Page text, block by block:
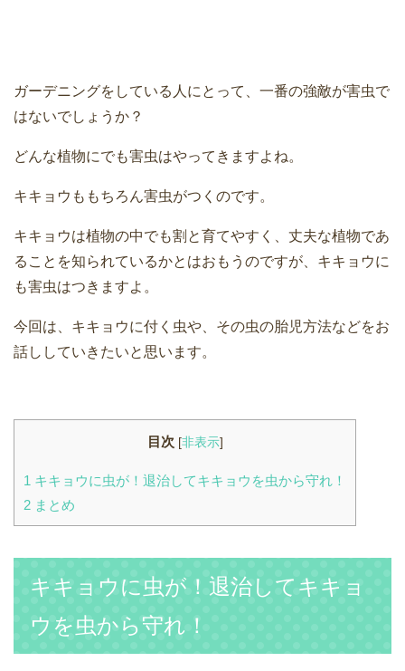
ガーデニングをしている人にとって、一番の強敵が害虫で
はないでしょうか？
どんな植物にでも害虫はやってきますよね。
キキョウももちろん害虫がつくのです。
キキョウは植物の中でも割と育てやすく、丈夫な植物であ
ることを知られているかとはおもうのですが、キキョウに
も害虫はつきますよ。
今回は、キキョウに付く虫や、その虫の胎児方法などをお
話ししていきたいと思います。
目次 [非表示]
1 キキョウに虫が！退治してキキョウを虫から守れ！
2 まとめ
キキョウに虫が！退治してキキョ
ウを虫から守れ！